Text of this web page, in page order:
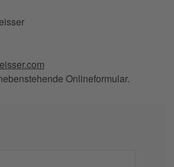
Onlineformular.